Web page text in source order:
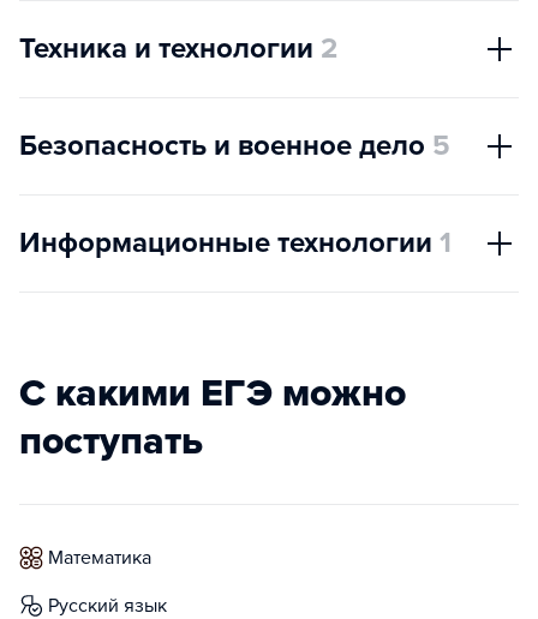
Техника и технологии 2
Безопасность и военное дело 5
Информационные технологии 1
С какими ЕГЭ можно
поступать
математика
русский язык